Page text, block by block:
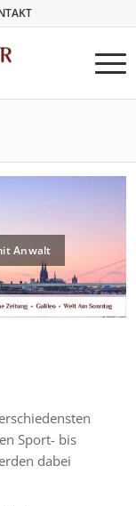
Anwalt
Sport- bis
dabei